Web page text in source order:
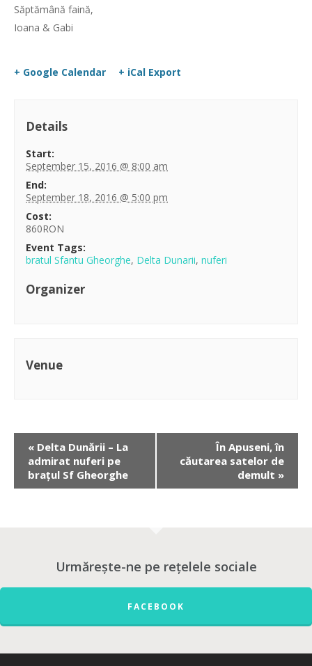
Săptămână faină,
Ioana & Gabi
+ Google Calendar + iCal Export
Details
Start:
September 15, 2016 @ 8:00 am
End:
September 18, 2016 @ 5:00 pm
Cost:
860RON
Event Tags:
bratul Sfantu Gheorghe, Delta Dunarii,nuferi
Organizer
Venue
« Delta Dunării – La
admirat nuferi pe
brațul Sf Gheorghe
În Apuseni, în
căutarea satelor de
demult »
Urmărește-ne pe rețelele sociale
FACEBOOK